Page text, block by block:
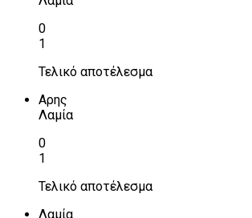
0
1
Τελικό αποτέλεσμα
Αρης
Λαμία
0
1
Τελικό αποτέλεσμα
Λαμία